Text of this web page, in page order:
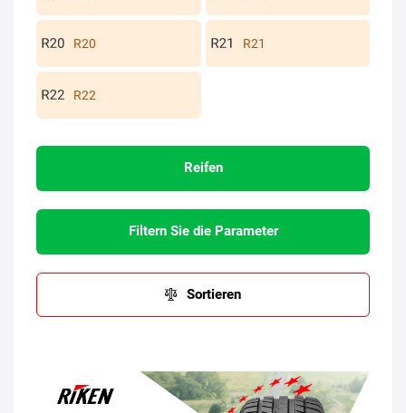
R20 R21
R22
Reifen
Filtern Sie die Parameter
Sortieren